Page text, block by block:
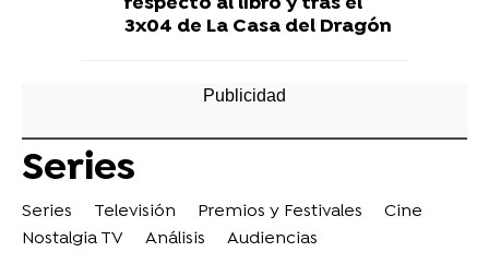
3x04 de La Casa del Dragón
Series
Series Televisión Premios y Festivales
Cine
Nostalgia TV
Análisis Audiencias